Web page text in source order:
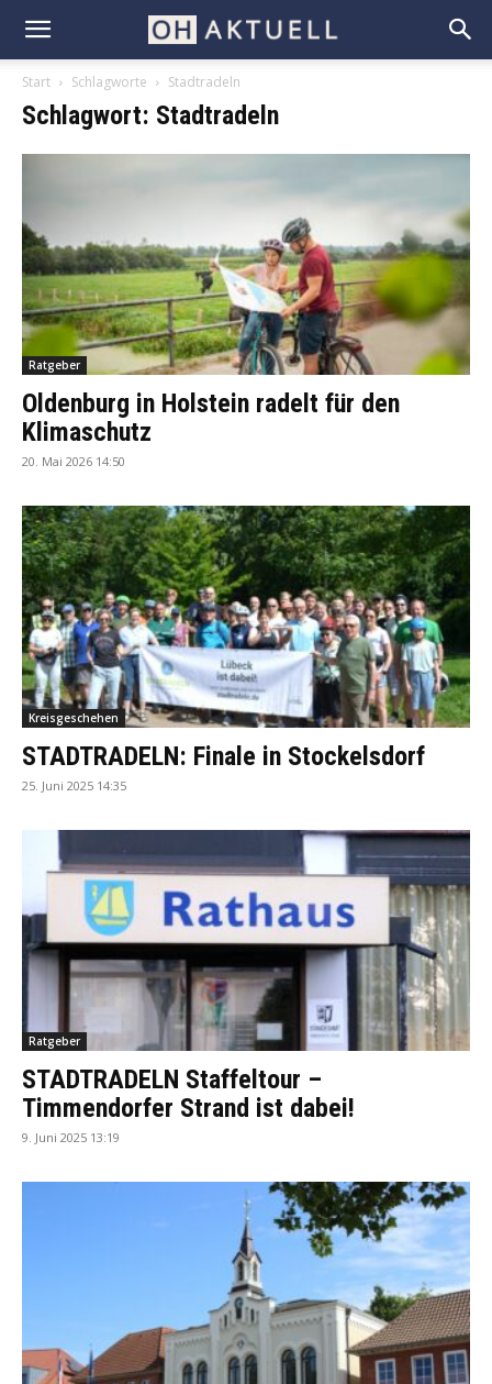
Start Schlagworte Stadtradeln
Schlagwort: Stadtradeln
Ratgeber
Oldenburg in Holstein radelt für den
Klimaschutz
20. Mai 2026 14:50
Kreisgeschehen
STADTRADELN: Finale in Stockelsdorf
25. Juni 2025 14:35
Ratgeber
STADTRADELN Staffeltour –
Timmendorfer Strand ist dabei!
9. Juni 2025 13:19